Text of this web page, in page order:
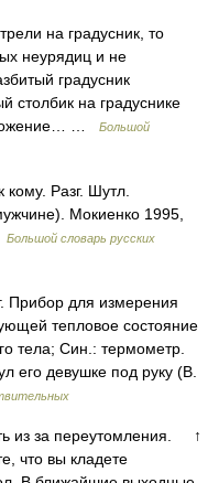
на градусник, то
неурядиц и не
градусник
на градуснике
…
Большой
Разг. Шутл.
Мокиенко 1995,
Большой словарь русских
для измерения
тепловое состояние
тела; Син.: термометр.
его девушке под руку (В.
из за переутомления. ↑
что вы кладете